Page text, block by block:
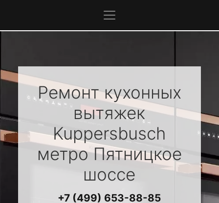
Ремонт кухонных
вытяжек
Kuppersbusch
метро Пятницкое
шоссе
+7 (499) 653-88-85